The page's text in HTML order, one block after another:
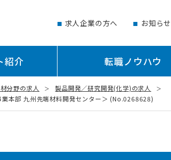
求人企業の方へ お知らせ
紹介 転職ノウハウ
分野の求人
製品開発／研究開発(化学)の求人
本部 九州先端材料開発センター＞ (No.0268628)